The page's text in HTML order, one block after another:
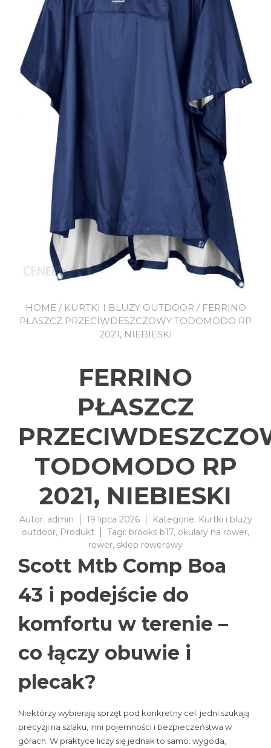
HOME / KURTKI I BLUZY OUTDOOR / FERRINO
PŁASZCZ PRZECIWDESZCZOWY TODOMODO RP
2021, NIEBIESKI
FERRINO
PŁASZCZ
TODOMODO RP
2021, NIEBIESKI
Autor: admin 19 lipca 2026 Kategorie: Kurtki i bluzy
outdoor, Produkt Tagi: brooks b17, okulary na rower,
rower, sklep rowerowy
Scott Mtb Comp Boa
43 i podejście do
komfortu w terenie –
co łączy obuwie i
plecak?
Niektórzy wybierają sprzęt pod konkretny cel: jedni szukają
precyzji na szlaku, inni pojemności i bezpieczeństwa w
górach. W praktyce liczy się jednak to samo: wygoda,